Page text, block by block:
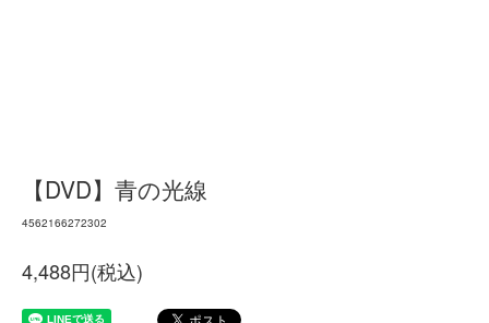
【DVD】青の光線
4562166272302
4,488円(税込)